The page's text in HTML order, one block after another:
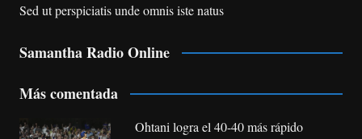
Sed ut perspiciatis unde omnis iste natus
Samantha Radio Online
Más comentada
Ohtani logra el 40-40 más rápido